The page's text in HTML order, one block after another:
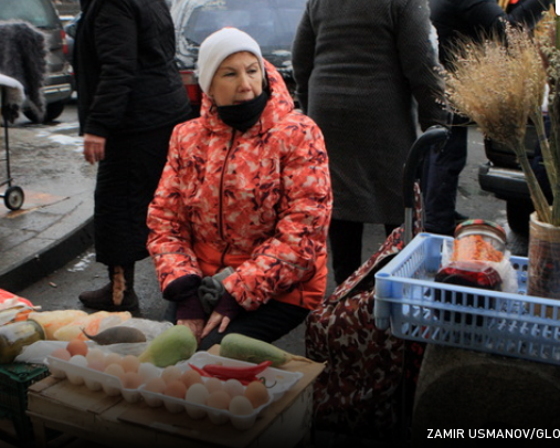
ZAMIR USMANOV/